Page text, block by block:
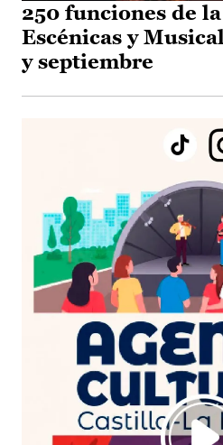
250 funciones de
Escénicas y
y septiembre